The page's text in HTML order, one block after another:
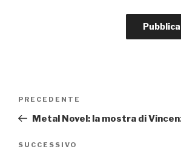
Articolo
precedente:
PRECEDENTE
Metal Novel: la mostra di
Articolo
SUCCESSIVO